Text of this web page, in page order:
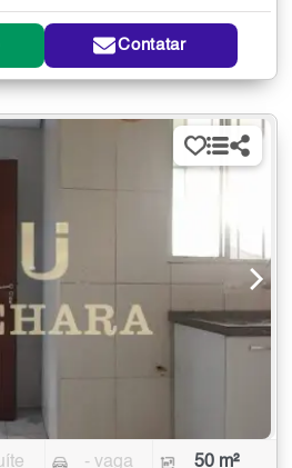
Contatar
- vaga 50 m²